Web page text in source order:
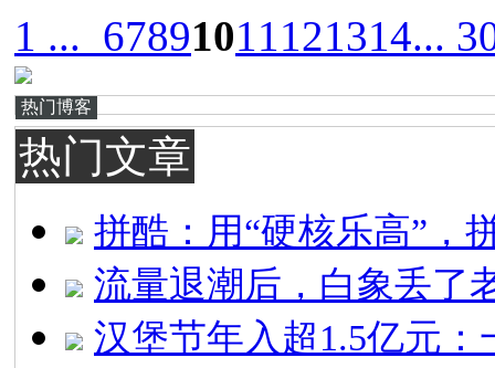
1 ... 67891011121314...
热门博客
热门文章
拼酷：用“硬核乐高”，
流量退潮后，白象丢了
汉堡节年入超1.5亿元：